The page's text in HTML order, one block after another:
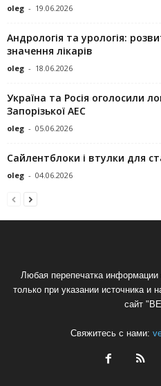
oleg - 19.06.2026
Андрологія та урологія:
значення лікарів
oleg - 18.06.2026
Україна та Росія оголосили
Запорізької АЕС
oleg - 05.06.2026
Сайлентблоки і втулки для
oleg - 04.06.2026
Любая перепечатка
только при указании источника и
сайт
Свяжитесь с нами: